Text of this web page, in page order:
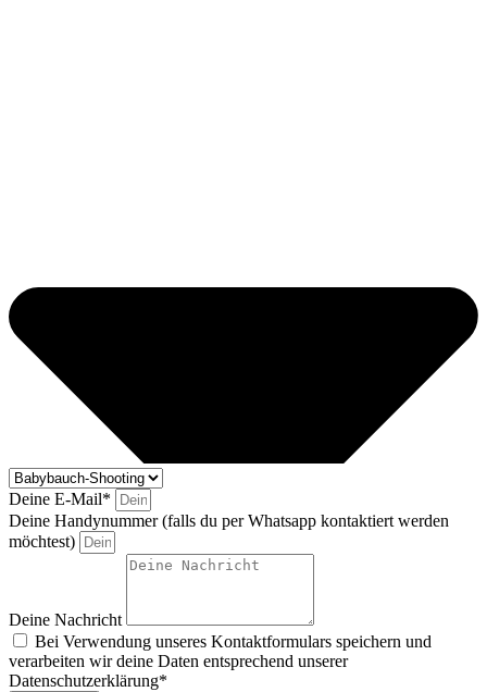
Deine E-Mail*
Deine Handynummer (falls du per Whatsapp kontaktiert werden
möchtest)
Deine Nachricht
Bei Verwendung unseres Kontaktformulars speichern und
verarbeiten wir deine Daten entsprechend unserer
Datenschutzerklärung*